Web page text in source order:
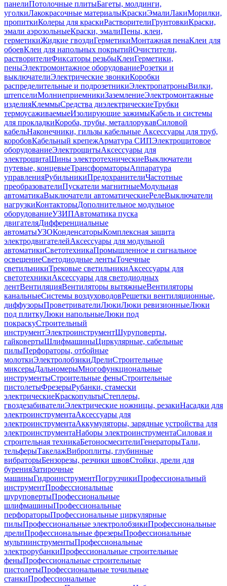
панелиПотолочные плитыБагеты, молдинги,
уголкиЛакокрасочные материалыКраскиЭмалиЛакиМорилки,
пропиткиКолеры для краскиРастворителиГрунтовкиКраски,
эмали аэрозольныеКраски, эмалиПены, клеи,
герметикиЖидкие гвоздиГерметикиМонтажная пенаКлеи для
обоевКлеи для напольных покрытийОчистители,
растворителиФиксаторы резьбыКлеиГерметики,
пеныЭлектромонтажное оборудованиеРозетки и
выключателиЭлектрические звонкиКоробки
распределительные и подрозетникиЭлектропатроныВилки,
штепселиМолниеприемникиЗаземлениеЭлектромонтажные
изделияКлеммыСредства диэлектрическиеТрубки
термоусаживаемыеИзолирующие зажимыКабель и системы
для прокладкиКороба, трубы, металлорукавСиловой
кабельНаконечники, гильзы кабельные Аксессуары для труб,
коробовКабельный крепежАрматура СИПЭлектрощитовое
оборудованиеЭлектрощитыАксессуары для
электрощитаШины электротехническиеВыключатели
путевые, концевыеТрансформаторыАппаратура
управленияРубильникиПредохранителиЧастотные
преобразователиПускатели магнитныеМодульная
автоматикаВыключатели автоматическиеРелеВыключатели
нагрузкиКонтакторыДополнительное модульное
оборудованиеУЗИПАвтоматика пуска
двигателяДифференциальные
автоматыУЗОКонденсаторыКомплексная защита
электродвигателейАксессуары для модульной
автоматикиСветотехникаПромышленное и сигнальное
освещениеСветодиодные лентыТочечные
светильникиТрековые светильникиАксессуары для
светотехникиАксессуары для светодиодных
лентВентиляцияВентиляторы вытяжныеВентиляторы
канальныеСистемы воздуховодовРешетки вентиляционные,
диффузорыПроветривателиЛюкиЛюки ревизионныеЛюки
под плиткуЛюки напольныеЛюки под
покраскуСтроительный
инструментЭлектроинструментШуруповерты,
гайковертыШлифмашиныЦиркулярные, сабельные
пилыПерфораторы, отбойные
молоткиЭлектролобзикиДрелиСтроительные
миксерыДальномерыМногофункциональные
инструментыСтроительные феныСтроительные
пистолетыФрезерыРубанки, стамески
электрическиеКраскопультыСтеплеры,
гвоздезабивателиЭлектрические ножницы, резакиНасадки для
электроинструментаАксессуары для
электроинструментаАккумуляторы, зарядные устройства для
электроинструментаНаборы электроинструментаСиловая и
строительная техникаБетоносмесителиГенераторыТали,
тельферыТакелажВиброплиты, глубинные
вибраторыБензорезы, резчики швовСтойки, дрели для
буренияЗатирочные
машиныГидроинструментПогрузчикиПрофессиональный
инструментПрофессиональные
шуруповертыПрофессиональные
шлифмашиныПрофессиональные
перфораторыПрофессиональные циркулярные
пилыПрофессиональные электролобзикиПрофессиональные
дрелиПрофессиональные фрезерыПрофессиональные
мультиинструментыПрофессиональные
электрорубанкиПрофессиональные строительные
феныПрофессиональные строительные
пистолетыПрофессиональные точильные
станкиПрофессиональные